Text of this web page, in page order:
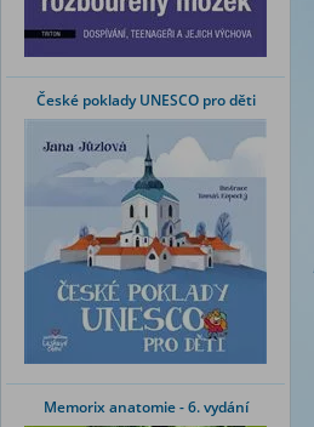
České poklady UNESCO pro děti
Memorix anatomie - 6. vydání